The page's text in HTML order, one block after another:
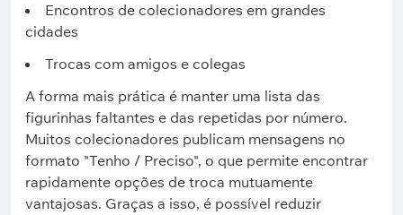
Encontros de colecionadores em grandes
cidades
Trocas com amigos e colegas
A forma mais prática é manter uma lista das
figurinhas faltantes e das repetidas por número.
Muitos colecionadores publicam mensagens no
formato "Tenho / Preciso", o que permite encontrar
rapidamente opções de troca mutuamente
vantajosas. Graças a isso, é possível reduzir